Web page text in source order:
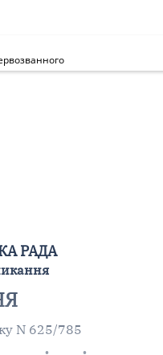
РАДА
N 625/785